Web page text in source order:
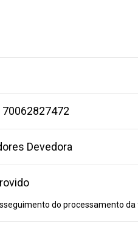
Devedora
do processamento da